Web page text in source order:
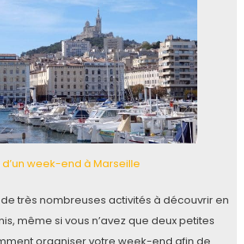
week-end à Marseille
très nombreuses activités à découvrir en
même si vous n’avez que deux petites